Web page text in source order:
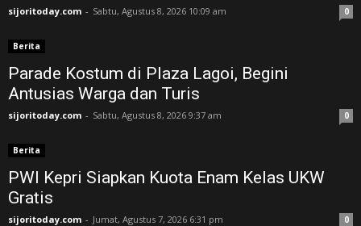
sijoritoday.com - Sabtu, Agustus 8, 2026 10:09 am 0
Berita
Parade Kostum di Plaza Lagoi, Begini
Antusias Warga dan Turis
sijoritoday.com - Sabtu, Agustus 8, 2026 9:37 am 0
Berita
PWI Kepri Siapkan Kuota Enam Kelas UKW
Gratis
sijoritoday.com - Jumat, Agustus 7, 2026 6:31 pm 0